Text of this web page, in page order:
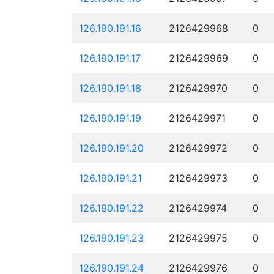
126.190.191.16 2126429968 0
126.190.191.17 2126429969 0
126.190.191.18 2126429970 0
126.190.191.19 2126429971 0
126.190.191.20 2126429972 0
126.190.191.21 2126429973 0
126.190.191.22 2126429974 0
126.190.191.23 2126429975 0
126.190.191.24 2126429976 0